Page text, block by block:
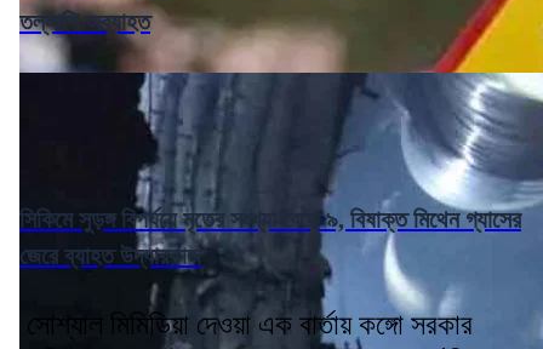
তল্লাশি অব্যাহত
সিকিমে সুড়ঙ্গ বিপর্যয়ে মৃতের সংখ্যা বেড়ে ৯, বিষাক্ত মিথেন গ্যাসের
জেরে ব্যাহত উদ্ধারকাজ
সোশ্যাল মিমিডিয়া দেওয়া এক বার্তায় কঙ্গো সরকার